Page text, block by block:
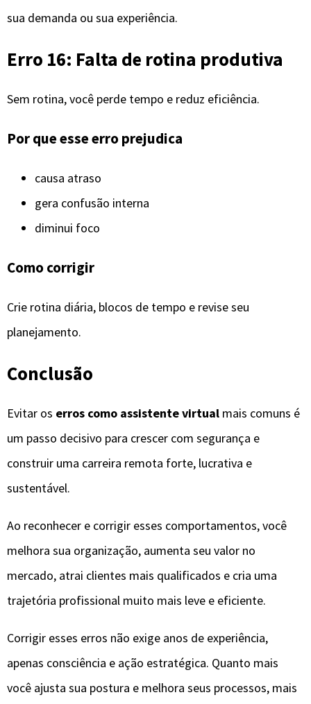
sua demanda ou sua experiência.
Erro 16: Falta de rotina produtiva
Sem rotina, você perde tempo e reduz eficiência.
Por que esse erro prejudica
causa atraso
gera confusão interna
diminui foco
Como corrigir
Crie rotina diária, blocos de tempo e revise seu
planejamento.
Conclusão
Evitar os erros como assistente virtual mais comuns é
um passo decisivo para crescer com segurança e
construir uma carreira remota forte, lucrativa e
sustentável.
Ao reconhecer e corrigir esses comportamentos, você
melhora sua organização, aumenta seu valor no
mercado, atrai clientes mais qualificados e cria uma
trajetória profissional muito mais leve e eficiente.
Corrigir esses erros não exige anos de experiência,
apenas consciência e ação estratégica. Quanto mais
você ajusta sua postura e melhora seus processos, mais